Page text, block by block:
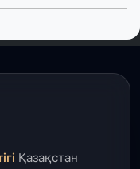
Қазақстан